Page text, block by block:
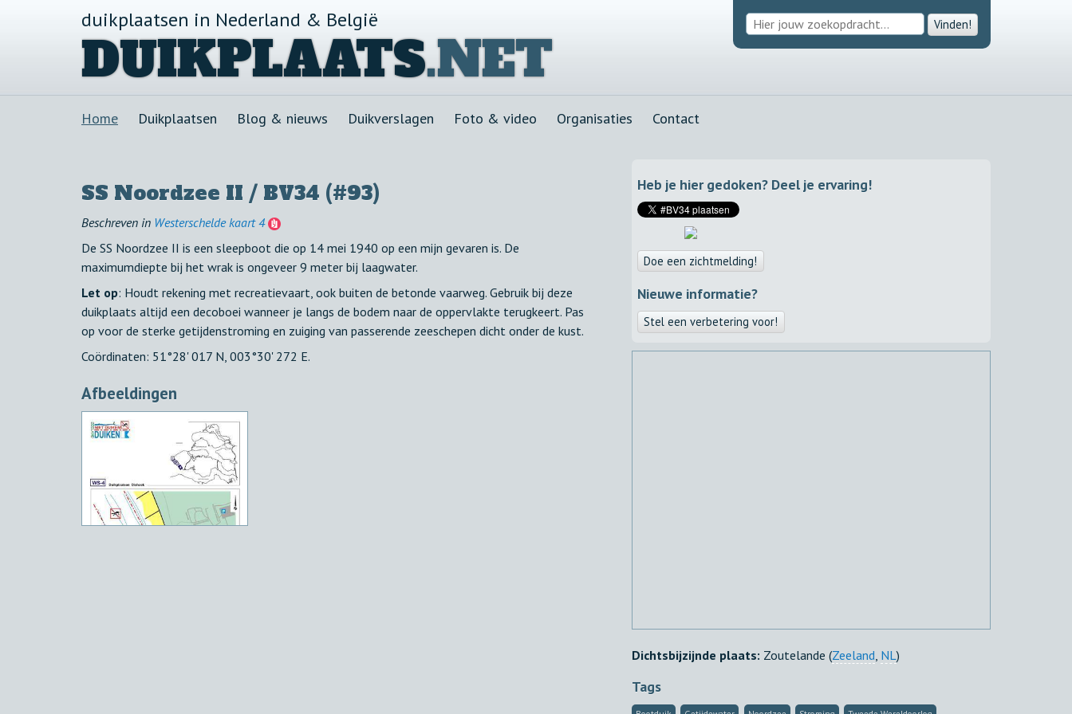
Vinden!
duikplaatsen in Nederland & België
DUIKPLAATS.NET
Home Duikplaatsen Blog & nieuws Duikverslagen Foto & video Organisaties Contact
SS Noordzee II / BV34 (#93)
Beschreven in Westerschelde kaart 4
De SS Noordzee II is een sleepboot die op 14 mei 1940 op een mijn gevaren is. De
maximumdiepte bij het wrak is ongeveer 9 meter bij laagwater.
Let op: Houdt rekening met recreatievaart, ook buiten de betonde vaarweg. Gebruik bij deze
duikplaats altijd een decoboei wanneer je langs de bodem naar de oppervlakte terugkeert. Pas
op voor de sterke getijdenstroming en zuiging van passerende zeeschepen dicht onder de kust.
Coördinaten: 51°28' 017 N, 003°30' 272 E.
Afbeeldingen
Heb je hier gedoken? Deel je ervaring!
Doe een zichtmelding!
Nieuwe informatie?
Stel een verbetering voor!
Dichtsbijzijnde plaats: Zoutelande (Zeeland NL)
Tags